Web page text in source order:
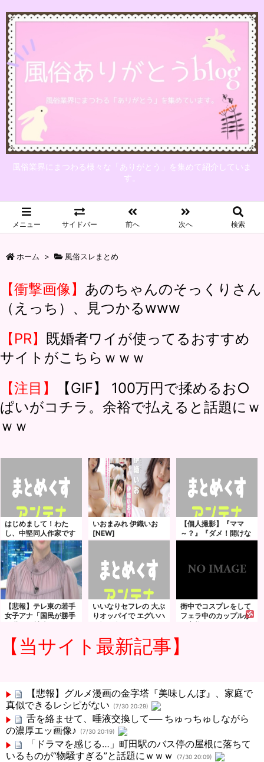
風俗業界にまつわる様々な「ありがとう」を集めて紹介していま
す。
メニュー サイドバー 前へ 次へ 検索
ホーム > 風俗スレまとめ
【衝撃画像】 あのちゃんのそっくりさん
（えっち）、見つかるwww
【PR】 既婚者ワイが使ってるおすすめ
サイトがこちらｗｗｗ
【注目】
【GIF】 100万円で揉めるお○
ぱいがコチラ。余裕で払えると話題にｗ
ｗｗ
はじめまして！わた
し、中堅同人作家です
いおまみれ 伊織いお
[NEW]
【個人撮影】『ママ
～？』『ダメ！開けな
いで…ｱﾝｱﾝッ』隣の部
母さん
【悲報】テレ東の若手
女子アナ「国民が勝手
に我々取材陣にカメラ
のつもりだと炎上ｗｗ
ｗｗｗｗｗｗｗｗｗ
いいなりセフレの 大ぶ
りオッパイで エグいハ
メ撮り 撮りました！
街中でコスプレをして
フェラ中のカップルが
ド変態すぎて周りが引
【当サイト最新記事】
【悲報】グルメ漫画の金字塔『美味しんぼ』、家庭で
真似できるレシピがない
(7/30 20:29)
舌を絡ませて、唾液交換して── ちゅっちゅしながら
の濃厚エッ画像♪
(7/30 20:19)
「ドラマを感じる…」町田駅のバス停の屋根に落ちて
いるものが“物騒すぎる”と話題にｗｗｗ
(7/30 20:09)